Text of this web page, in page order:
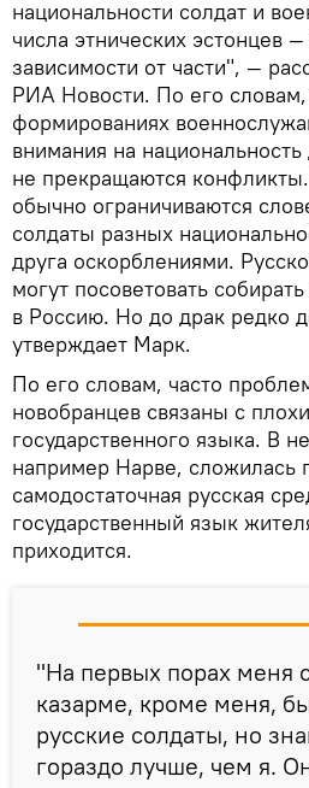
национальности солдат и
числа этнических эстонцев
зависимости от части", —
РИА Новости. По его
формированиях
внимания на национальность
не прекращаются
обычно ограничиваются
солдаты разных
друга оскорблениями.
могут посоветовать
в Россию. Но до драк редко
утверждает Марк.
По его словам, часто
новобранцев связаны с
государственного языка. В
например Нарве, сложилась
самодостаточная русская
государственный язык
приходится.
"На первых порах меня
казарме, кроме меня,
русские солдаты, но
гораздо лучше, чем я.